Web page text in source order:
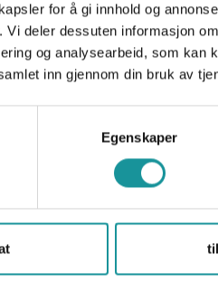
for å gi innhold og
Vi deler dessuten informasjon
og analysearbeid, som kan
inn gjennom din bruk av
Egenskaper
2026, et
eller sosiale utfordringer
deg på her:https://